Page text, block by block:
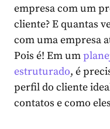
empresa com um
cliente? E quantas
com uma empresa
Pois é! Em um
estruturado, é
perfil do cliente
contatos e como